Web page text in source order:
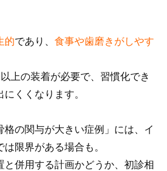
的であり、 食事や歯磨きがしやす
上の装着が必要で、習慣化でき
くくなります。
格の関与が大きい症例」には、イ
限界がある場合も。
と併用する計画かどうか、初診相